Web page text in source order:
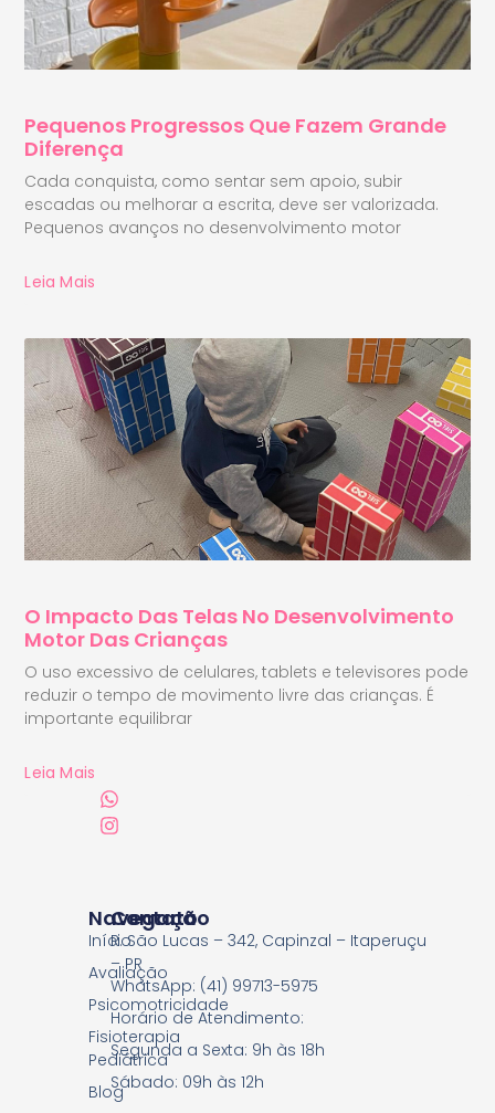
Pequenos Progressos Que Fazem Grande
Diferença
Cada conquista, como sentar sem apoio, subir
escadas ou melhorar a escrita, deve ser valorizada.
Pequenos avanços no desenvolvimento motor
Leia Mais
O Impacto Das Telas No Desenvolvimento
Motor Das Crianças
O uso excessivo de celulares, tablets e televisores pode
reduzir o tempo de movimento livre das crianças. É
importante equilibrar
Leia Mais
Navegação
Início
Avaliação
Psicomotricidade
Fisioterapia
Pediátrica
Blog
Contato
R. São Lucas – 342, Capinzal – Itaperuçu
– PR
WhatsApp: (41) 99713-5975
Horário de Atendimento:
Segunda a Sexta: 9h às 18h
Sábado: 09h às 12h